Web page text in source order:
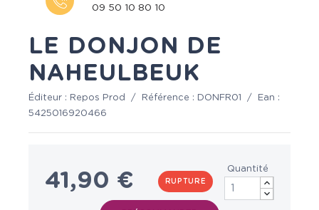
09 50 10 80 10
LE DONJON DE
NAHEULBEUK
Éditeur : Repos Prod / Référence : DONFR01 /
Ean :
5425016920466
41,90 € RUPTURE
Quantité